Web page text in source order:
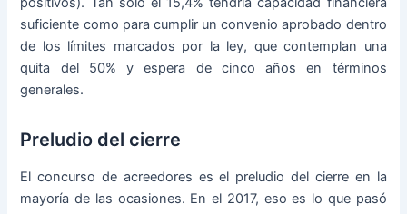
suficiente como para cumplir un convenio aprobado dentro
de los límites marcados por la ley, que contemplan una
quita del 50% y espera de cinco años en términos
generales.
Preludio del cierre
El concurso de acreedores es el preludio del cierre en la
mayoría de las ocasiones. En el 2017, eso es lo que pasó